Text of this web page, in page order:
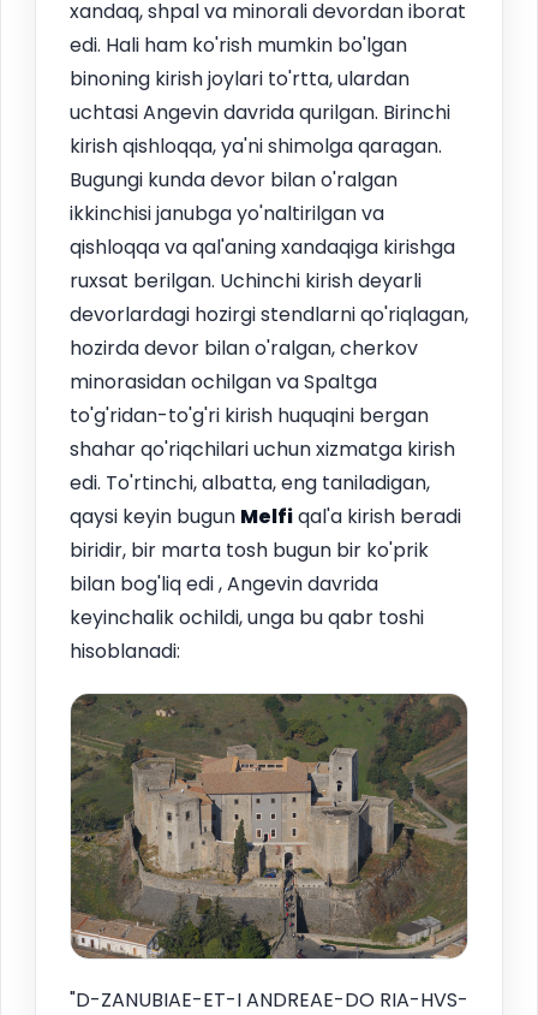
xandaq, shpal va minorali devordan iborat
edi. Hali ham ko'rish mumkin bo'lgan
binoning kirish joylari to'rtta, ulardan
uchtasi Angevin davrida qurilgan. Birinchi
kirish qishloqqa, ya'ni shimolga qaragan.
Bugungi kunda devor bilan o'ralgan
ikkinchisi janubga yo'naltirilgan va
qishloqqa va qal'aning xandaqiga kirishga
ruxsat berilgan. Uchinchi kirish deyarli
devorlardagi hozirgi stendlarni qo'riqlagan,
hozirda devor bilan o'ralgan, cherkov
minorasidan ochilgan va Spaltga
to'g'ridan-to'g'ri kirish huquqini bergan
shahar qo'riqchilari uchun xizmatga kirish
edi. To'rtinchi, albatta, eng taniladigan,
qaysi keyin bugun Melfiqal'a kirish beradi
biridir, bir marta tosh bugun bir ko'prik
bilan bog'liq edi , Angevin davrida
keyinchalik ochildi, unga bu qabr toshi
hisoblanadi:
"D-ZANUBIAE-ET-I ANDREAE-DO RIA-HVS-